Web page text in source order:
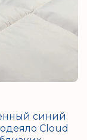
синий
Cloud